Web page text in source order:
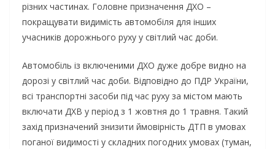
різних частинах. Головне призначення ДХО –
покращувати видимість автомобіля для інших
учасників дорожнього руху у світлий час доби.
Автомобіль із включеними ДХО дуже добре видно на
дорозі у світлий час доби. Відповідно до ПДР України,
всі транспортні засоби під час руху за містом мають
включати ДХВ у період з 1 жовтня до 1 травня. Такий
захід призначений знизити ймовірність ДТП в умовах
поганої видимості у складних погодних умовах (туман,